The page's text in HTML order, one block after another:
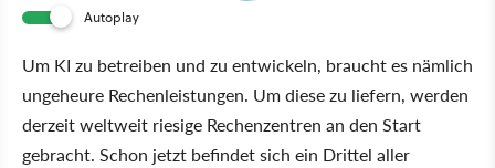
Autoplay
Um KI zu betreiben und zu entwickeln, braucht es nämlich
ungeheure Rechenleistungen. Um diese zu liefern, werden
derzeit weltweit riesige Rechenzentren an den Start
gebracht. Schon jetzt befindet sich ein Drittel aller